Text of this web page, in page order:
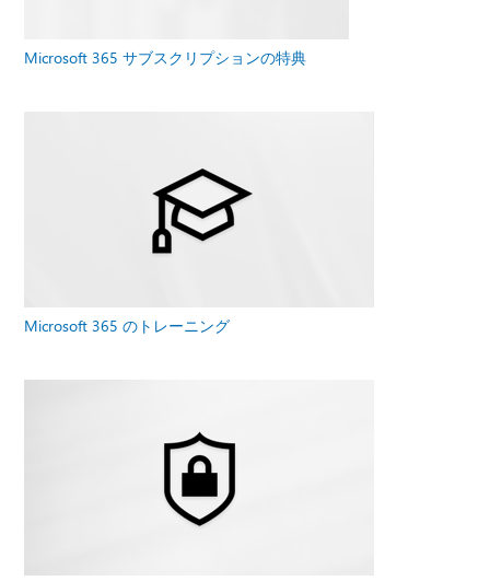
Microsoft 365 サブスクリプションの特典
Microsoft 365 のトレーニング